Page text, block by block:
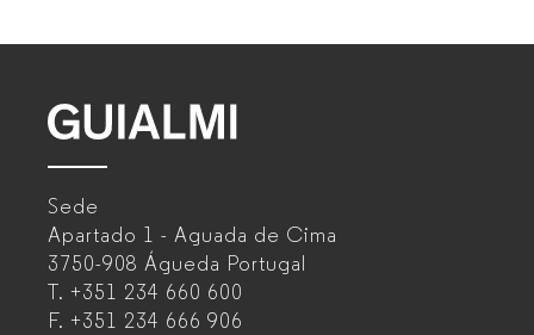
Sede
Apartado 1 - Aguada de Cima
3750-908 Águeda Portugal
T. +351 234 660 600
F. +351 234 666 906